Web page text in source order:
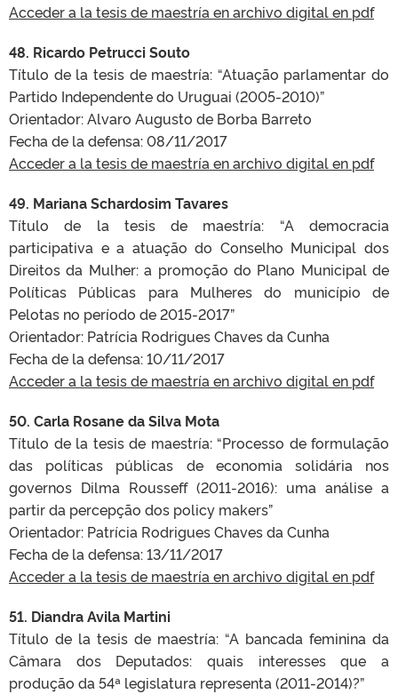
Acceder a la tesis de maestría en archivo digital en pdf
48. Ricardo Petrucci Souto
Título de la tesis de maestría: “Atuação parlamentar do
Partido Independente do Uruguai (2005-2010)”
Orientador: Alvaro Augusto de Borba Barreto
Fecha de la defensa:08/11/2017
Acceder a la tesis de maestría en archivo digital en pdf
49. Mariana Schardosim Tavares
Título de la tesis de maestría: “A democracia
participativa e a atuação do Conselho Municipal dos
Direitos da Mulher: a promoção do Plano Municipal de
Políticas Públicas para Mulheres do município de
Pelotas no período de 2015-2017”
Orientador: Patrícia Rodrigues Chaves da Cunha
Fecha de la defensa:10/11/2017
Acceder a la tesis de maestría en archivo digital en pdf
50. Carla Rosane da Silva Mota
Título de la tesis de maestría:“Processo de formulação
das políticas públicas de economia solidária nos
governos Dilma Rousseff (2011-2016): uma análise a
partir da percepção dos policy makers”
Orientador: Patrícia Rodrigues Chaves da Cunha
Fecha de la defensa:13/11/2017
Acceder a la tesis de maestría en archivo digital en pdf
51. Diandra Avila Martini
Título de la tesis de maestría: “A bancada feminina da
Câmara dos Deputados: quais interesses que a
produção da 54ª legislatura representa (2011-2014)?”